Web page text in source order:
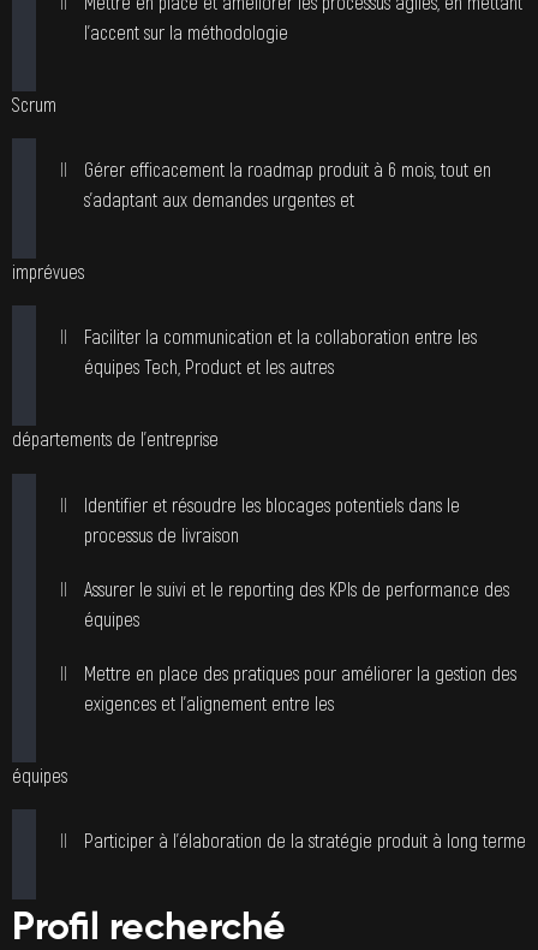
l’accent sur la méthodologie
Scrum
Gérer efficacement la roadmap produit à 6 mois, tout en
s’adaptant aux demandes urgentes et
imprévues
Faciliter la communication et la collaboration entre les
équipes Tech, Product et les autres
départements de l’entreprise
Identifier et résoudre les blocages potentiels dans le
processus de livraison
Assurer le suivi et le reporting des KPIs de performance des
équipes
Mettre en place des pratiques pour améliorer la gestion des
exigences et l’alignement entre les
équipes
Participer à l’élaboration de la stratégie produit à long terme
Profil recherché